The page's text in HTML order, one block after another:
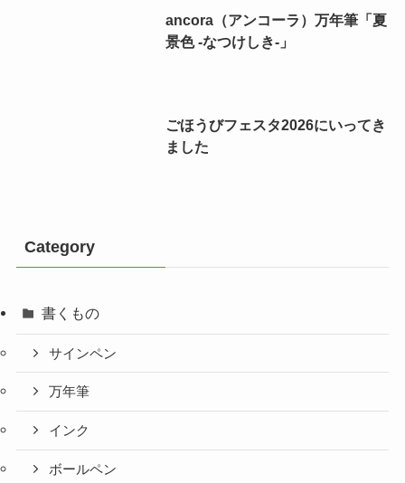
ancora（アンコーラ）万年筆「夏
景色 -なつけしき-」
ごほうびフェスタ2026にいってき
ました
Category
書くもの
サインペン
万年筆
インク
ボールペン